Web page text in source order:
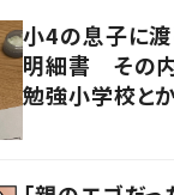
小4の息子に
明細書 その内
勉強小学校と